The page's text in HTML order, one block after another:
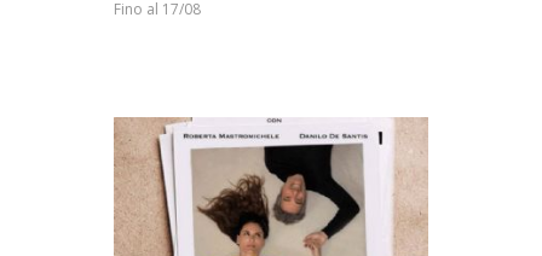
Fino al 17/08